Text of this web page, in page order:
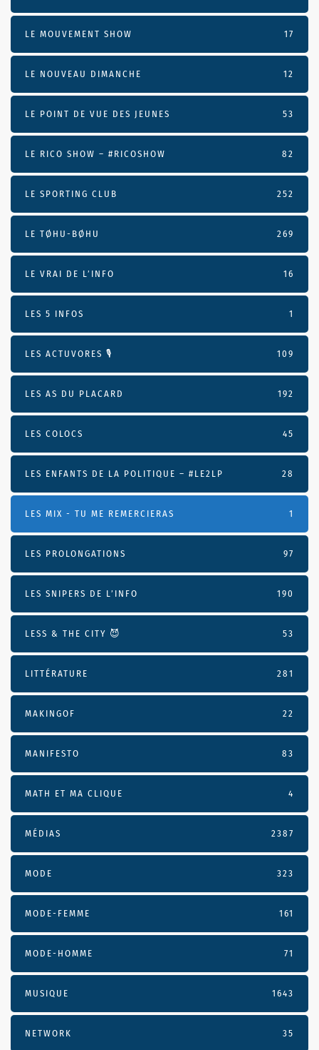
LE MOUVEMENT SHOW 17
LE NOUVEAU DIMANCHE 12
LE POINT DE VUE DES JEUNES 53
LE RICO SHOW – #RICOSHOW 82
LE SPORTING CLUB 252
LE TØHU-BØHU 269
LE VRAI DE L’INFO 16
LES 5 INFOS 1
LES ACTUVORES 🎙 109
LES AS DU PLACARD 192
LES COLOCS 45
LES ENFANTS DE LA POLITIQUE – #LE2LP 28
LES MIX - TU ME REMERCIERAS 1
LES PROLONGATIONS 97
LES SNIPERS DE L’INFO 190
LESS & THE CITY 😈 53
LITTÉRATURE 281
MAKINGOF 22
MANIFESTO 83
MATH ET MA CLIQUE 4
MÉDIAS 2387
MODE 323
MODE-FEMME 161
MODE-HOMME 71
MUSIQUE 1643
NETWORK 35